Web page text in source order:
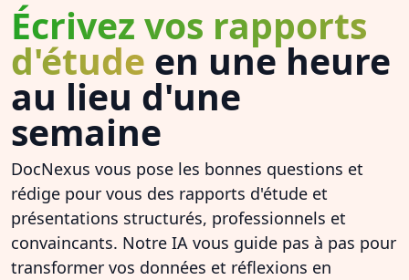
Écrivez vos rapports
d'étude en une heure
au lieu d'une
semaine
DocNexus vous pose les bonnes questions et
rédige pour vous des rapports d'étude et
présentations structurés, professionnels et
convaincants. Notre IA vous guide pas à pas pour
transformer vos données et réflexions en